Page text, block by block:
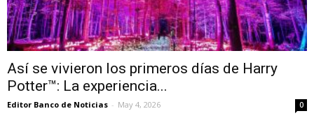
Así se vivieron los primeros días de Harry
Potter™: La experiencia...
Editor Banco de Noticias - May 4, 2026 0